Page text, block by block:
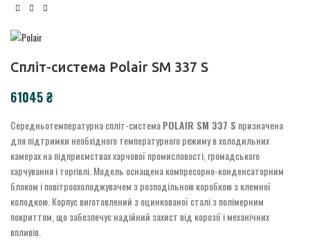
Спліт-система Polair SM 337 S
₴
Середньотемпературна спліт-системаPOLAIR SM 337 S призначена
для підтримки необхідного температурного режиму в холодильних
камерах на підприємствах харчової промисловості, громадського
харчування і торгівлі. Модель оснащена компресорно-конденсаторним
блоком і повітроохолоджувачем з розподільною коробкою з клемної
колодкою. Корпус виготовлений з оцинкованої сталі з полімерним
покриттям, що забезпечує надійний захист від корозії і механічних
впливів.